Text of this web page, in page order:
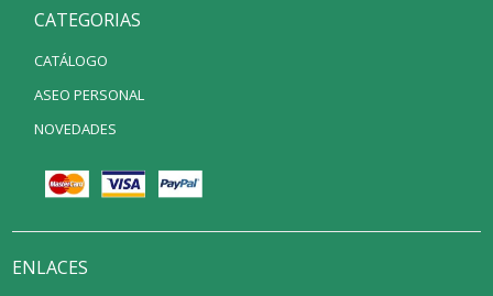
CATEGORIAS
CATÁLOGO
ASEO PERSONAL
NOVEDADES
ENLACES